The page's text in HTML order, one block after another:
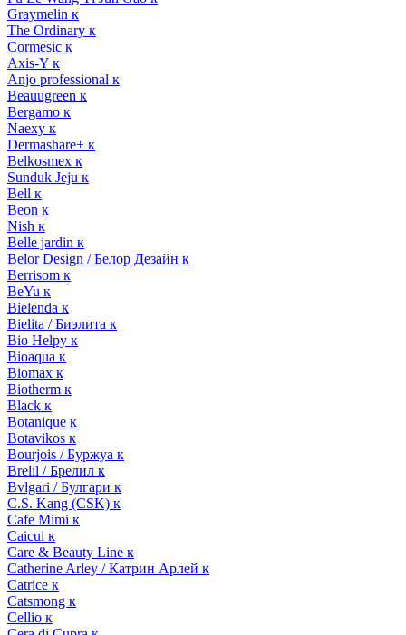
Graymelin к
The Ordinary к
Cormesic к
Axis-Y к
Anjo professional к
Beauugreen к
Bergamo к
Naexy к
Dermashare+ к
Belkosmex к
Sunduk Jeju к
Bell к
Beon к
Nish к
Belle jardin к
Belor Design / Белор Дезайн к
Berrisom к
BeYu к
Bielenda к
Bielita / Биэлита к
Bio Helpy к
Bioaqua к
Biomax к
Biotherm к
Black к
Botanique к
Botavikos к
Bourjois / Буржуа к
Brelil / Брелил к
Bvlgari / Булгари к
C.S. Kang (CSK) к
Cafe Mimi к
Caicui к
Care & Beauty Line к
Catherine Arley / Катрин Арлей к
Catrice к
Catsmong к
Cellio к